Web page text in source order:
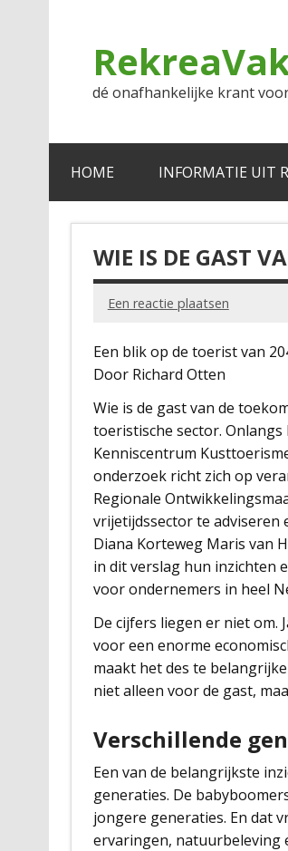
dé onafhankelijke krant
HOME INFORMATIE UIT
WIE IS DE GAST
Een reactie plaatsen
Een blik op de toerist van
Door Richard Otten
Wie is de gast van de
toeristische sector.
Kenniscentrum
onderzoek richt zich op
Regionale
vrijetijdssector te adviseren
Diana Korteweg Maris van
in dit verslag hun inzichten
voor ondernemers in heel
De cijfers liegen er niet
voor een enorme
maakt het des te
niet alleen voor de gast,
Verschillende
Een van de belangrijkste
generaties. De
jongere generaties. En dat
ervaringen, natuurbeleving